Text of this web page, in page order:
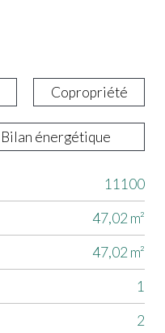
Copropriété
Bilan énergétique
11100
47,02 m²
47,02 m²
1
2